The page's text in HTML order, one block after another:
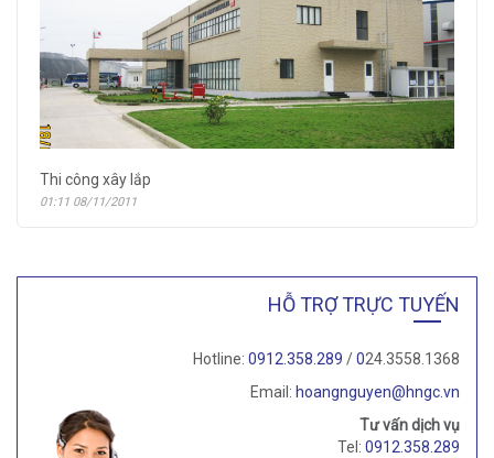
Thi công xây lắp
01:11 08/11/2011
HỖ TRỢ TRỰC TUYẾN
Hotline: 0912.358.289 /024.3558.1368
Email: hoangnguyen@hngc.vn
Tư vấn dịch vụ
Tel: 0912.358.289